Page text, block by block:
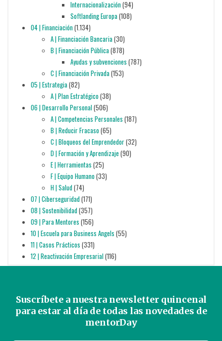
Internacionalización(94)
Softlanding Europa(108)
04 | Financiación(1.134)
A | Financiación Bancaria(30)
B | Financiación Pública(878)
Ayudas y subvenciones (787)
C | Financiación Privada(153)
05 | Estrategia(82)
A | Plan Estratégico(38)
06 | Desarrollo Personal(506)
A | Competencias Personales (187)
B | Reducir Fracaso(65)
C | Bloqueos del Emprendedor(32)
D | Formación y Aprendizaje (90)
E | Herramientas (25)
F | Equipo Humano(33)
H | Salud(74)
07 | Ciberseguridad(171)
08 | Sostenibilidad(357)
09 | Para Mentores (156)
10 | Escuela para Business Angels (55)
11 | Casos Prácticos (331)
12 | Reactivación Empresarial(116)
Suscríbete a nuestra newsletter quincenal
para estar al día de todas las novedades de
mentorDay